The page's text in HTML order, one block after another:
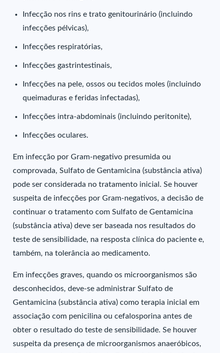
Infecção nos rins e trato genitourinário (incluindo
infecções pélvicas),
Infecções respiratórias,
Infecções gastrintestinais,
Infecções na pele, ossos ou tecidos moles (incluindo
queimaduras e feridas infectadas),
Infecções intra-abdominais (incluindo peritonite),
Infecções oculares.
Em infecção por Gram-negativo presumida ou
comprovada, Sulfato de Gentamicina (substância ativa)
pode ser considerada no tratamento inicial. Se houver
suspeita de infecções por Gram-negativos, a decisão de
continuar o tratamento com Sulfato de Gentamicina
(substância ativa) deve ser baseada nos resultados do
teste de sensibilidade, na resposta clínica do paciente e,
também, na tolerância ao medicamento.
Em infecções graves, quando os microorganismos são
desconhecidos, deve-se administrar Sulfato de
Gentamicina (substância ativa) como terapia inicial em
associação com penicilina ou cefalosporina antes de
obter o resultado do teste de sensibilidade. Se houver
suspeita da presença de microorganismos anaeróbicos,